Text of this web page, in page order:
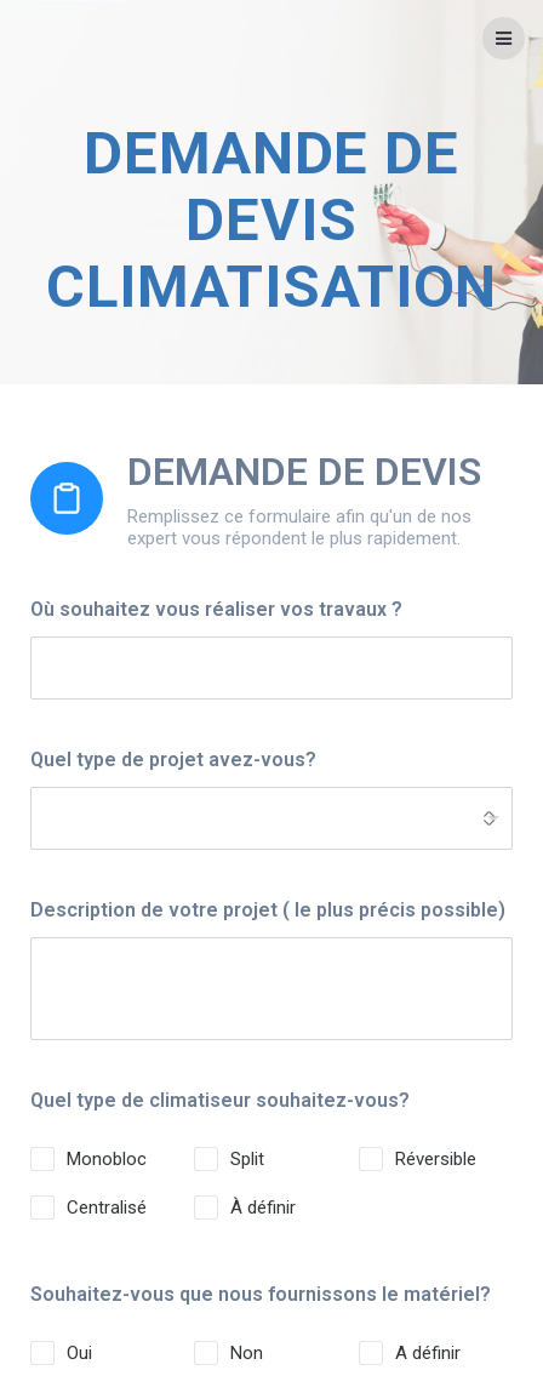
DEMANDE DE
DEVIS
CLIMATISATION
DEMANDE DE DEVIS
Remplissez ce formulaire afin qu'un de nos
expert vous répondent le plus rapidement.
Où souhaitez vous réaliser vos travaux ?
Quel type de projet avez-vous?
Description de votre projet ( le plus précis possible)
Quel type de climatiseur souhaitez-vous?
Monobloc Split Réversible
Centralisé À définir
Souhaitez-vous que nous fournissons le matériel?
Oui Non A définir